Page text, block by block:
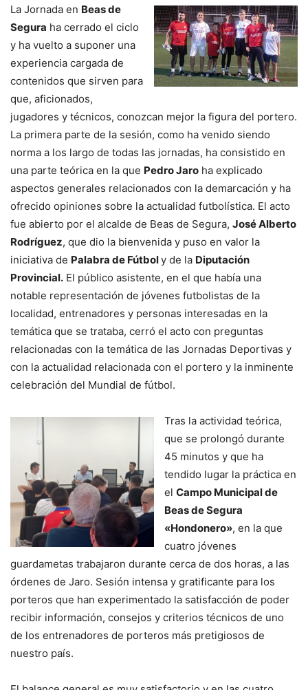
La Jornada en Beas de
Segura ha cerrado el ciclo
y ha vuelto a suponer una
experiencia cargada de
contenidos que sirven para
que, aficionados,
jugadores y técnicos, conozcan mejor la figura del portero.
La primera parte de la sesión, como ha venido siendo
norma a los largo de todas las jornadas, ha consistido en
una parte teórica en la que Pedro Jaro ha explicado
aspectos generales relacionados con la demarcación y ha
ofrecido opiniones sobre la actualidad futbolística. El acto
fue abierto por el alcalde de Beas de Segura, José Alberto
Rodríguez, que dio la bienvenida y puso en valor la
iniciativa de Palabra de Fútboly de la Diputación
Provincial. El público asistente, en el que había una
notable representación de jóvenes futbolistas de la
localidad, entrenadores y personas interesadas en la
temática que se trataba, cerró el acto con preguntas
relacionadas con la temática de las Jornadas Deportivas y
con la actualidad relacionada con el portero y la inminente
celebración del Mundial de fútbol.
Tras la actividad teórica,
que se prolongó durante
45 minutos y que ha
tendido lugar la práctica en
el Campo Municipal de
Beas de Segura
«Hondonero», en la que
cuatro jóvenes
guardametas trabajaron durante cerca de dos horas, a las
órdenes de Jaro. Sesión intensa y gratificante para los
porteros que han experimentado la satisfacción de poder
recibir información, consejos y criterios técnicos de uno
de los entrenadores de porteros más pretigiosos de
nuestro país.